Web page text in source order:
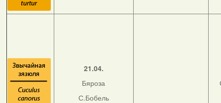
21.04.
Бяроза
С.Бобель